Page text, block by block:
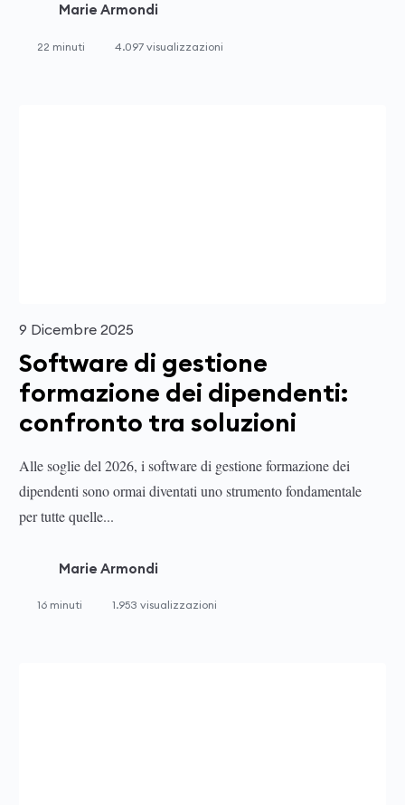
Marie Armondi
22 minuti 4.097 visualizzazioni
9 Dicembre 2025
Software di gestione
formazione dei dipendenti:
confronto tra soluzioni
Alle soglie del 2026, i software di gestione formazione dei
dipendenti sono ormai diventati uno strumento fondamentale
per tutte quelle...
Marie Armondi
16 minuti 1.953 visualizzazioni